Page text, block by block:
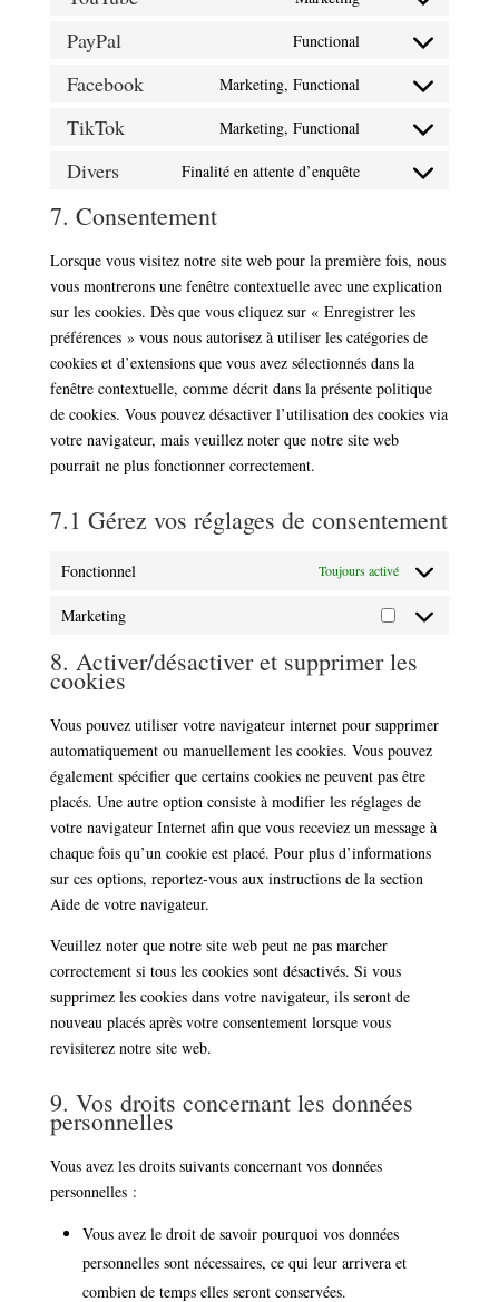
themes)
litespeed
Consent
youtube
PayPal Functional
Consent
paypal
Facebook Marketing, Functional
Consent
facebook
TikTok Marketing, Functional
Consent
Divers Finalité en attente d’enquête
Consent
divers
7. Consentement
Lorsque vous visitez notre site web pour la première fois, nous
vous montrerons une fenêtre contextuelle avec une explication
sur les cookies. Dès que vous cliquez sur « Enregistrer les
préférences » vous nous autorisez à utiliser les catégories de
cookies et d’extensions que vous avez sélectionnés dans la
fenêtre contextuelle, comme décrit dans la présente politique
de cookies. Vous pouvez désactiver l’utilisation des cookies via
votre navigateur, mais veuillez noter que notre site web
pourrait ne plus fonctionner correctement.
7.1 Gérez vos réglages de consentement
Fonctionnel Toujours activé
Marketing
Marketing
8. Activer/désactiver et supprimer les
cookies
Vous pouvez utiliser votre navigateur internet pour supprimer
automatiquement ou manuellement les cookies. Vous pouvez
également spécifier que certains cookies ne peuvent pas être
placés. Une autre option consiste à modifier les réglages de
votre navigateur Internet afin que vous receviez un message à
chaque fois qu’un cookie est placé. Pour plus d’informations
sur ces options, reportez-vous aux instructions de la section
Aide de votre navigateur.
Veuillez noter que notre site web peut ne pas marcher
correctement si tous les cookies sont désactivés. Si vous
supprimez les cookies dans votre navigateur, ils seront de
nouveau placés après votre consentement lorsque vous
revisiterez notre site web.
9. Vos droits concernant les données
personnelles
Vous avez les droits suivants concernant vos données
personnelles :
Vous avez le droit de savoir pourquoi vos données
personnelles sont nécessaires, ce qui leur arrivera et
combien de temps elles seront conservées.